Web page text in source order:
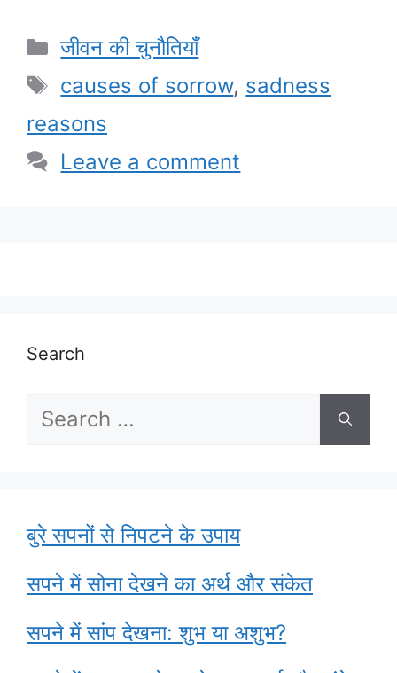
Categories
जीवन की चुनौतियाँ
Tags
causes of sorrow, sadness
reasons
Leave a comment
Search
Search
बुरे सपनों से निपटने के उपाय
सपने में सोना देखने का अर्थ और संकेत
सपने में सांप देखना: शुभ या अशुभ?